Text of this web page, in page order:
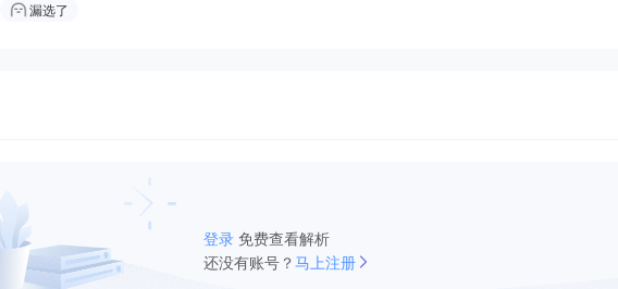
漏选了
登录 免费查看解析
还没有账号？马上注册